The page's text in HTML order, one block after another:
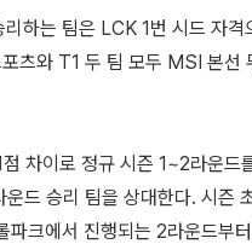
하는 팀은 LCK 1번 시드 자
츠와 T1 두 팀 모두 MSI 본선
차이로 정규 시즌 1~2라운드
드 승리 팀을 상대한다. 시즌
크에서 진행되는 2라운드부